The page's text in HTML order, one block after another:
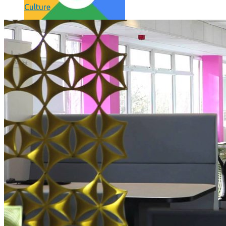
Comment utiliser « Photoshop » gratuitement et légalement
Culture